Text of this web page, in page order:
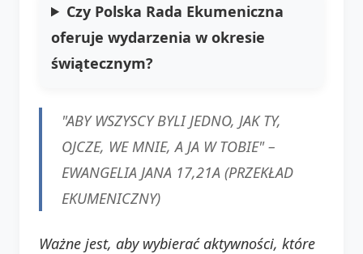
Czy Polska Rada Ekumeniczna
oferuje wydarzenia w okresie
świątecznym?
"ABY WSZYSCY BYLI JEDNO, JAK TY,
OJCZE, WE MNIE, A JA W TOBIE" –
EWANGELIA JANA 17,21A (PRZEKŁAD
EKUMENICZNY)
Ważne jest, aby wybierać aktywności, które